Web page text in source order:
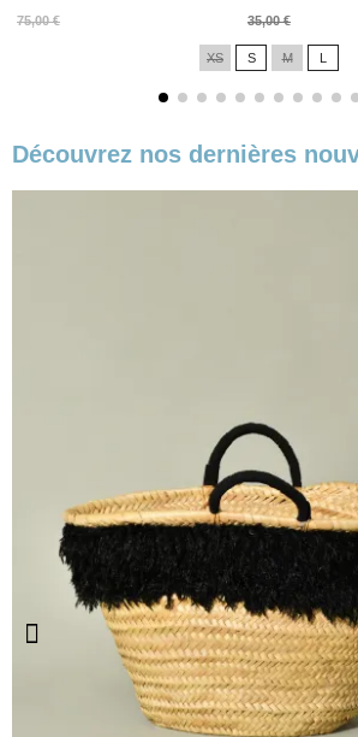
75,00 €
Prix
35,00 €
Prix
XS S M L
Découvrez nos dernières